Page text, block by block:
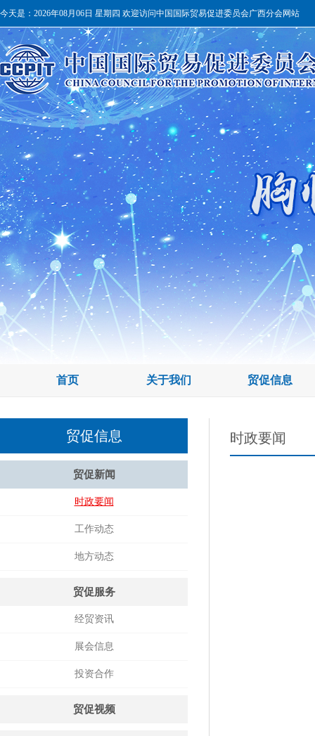
今天是： 2026年08月06日 星期四 欢迎访问中国国际贸易促进委员会广西分会网站
首页 关于我们 贸促信息
贸促信息
贸促新闻
时政要闻
工作动态
地方动态
贸促服务
经贸资讯
展会信息
投资合作
贸促视频
时政要闻